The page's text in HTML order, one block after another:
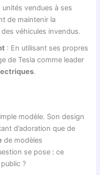
unités vendues à ses
de maintenir la
véhicules invendus.
: En utilisant ses propres
de Tesla comme leader
.
modèle. Son design
d’adoration que de
de modèles
se pose : ce
?